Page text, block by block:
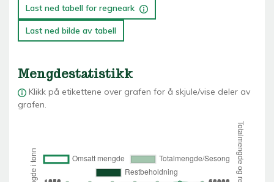
Last ned tabell for regneark
Last ned bilde av tabell
Mengdestatistikk
Klikk på etikettene over grafen for å skjule/vise deler av
grafen.